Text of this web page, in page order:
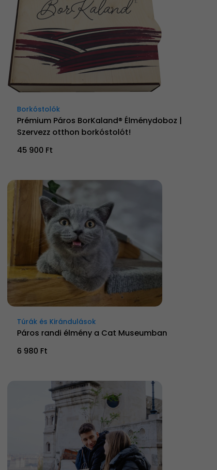
Borkóstolók
Prémium Páros BorKaland® Élménydoboz |
Szervezz otthon borkóstolót!
45 900 Ft
Túrák és Kirándulások
Páros randi élmény a Cat Museumban
6 980 Ft